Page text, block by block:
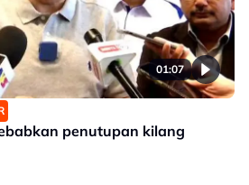
01:07
penutupan kilang